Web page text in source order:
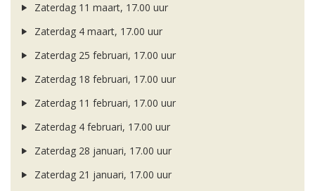
Zaterdag 11 maart, 17.00 uur
Zaterdag 4 maart, 17.00 uur
Zaterdag 25 februari, 17.00 uur
Zaterdag 18 februari, 17.00 uur
Zaterdag 11 februari, 17.00 uur
Zaterdag 4 februari, 17.00 uur
Zaterdag 28 januari, 17.00 uur
Zaterdag 21 januari, 17.00 uur